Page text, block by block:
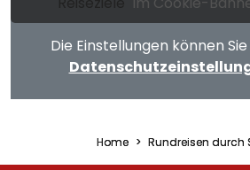
Die Einstellungen können
Home Rundreisen durch